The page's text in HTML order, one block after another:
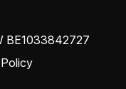
BE1033842727